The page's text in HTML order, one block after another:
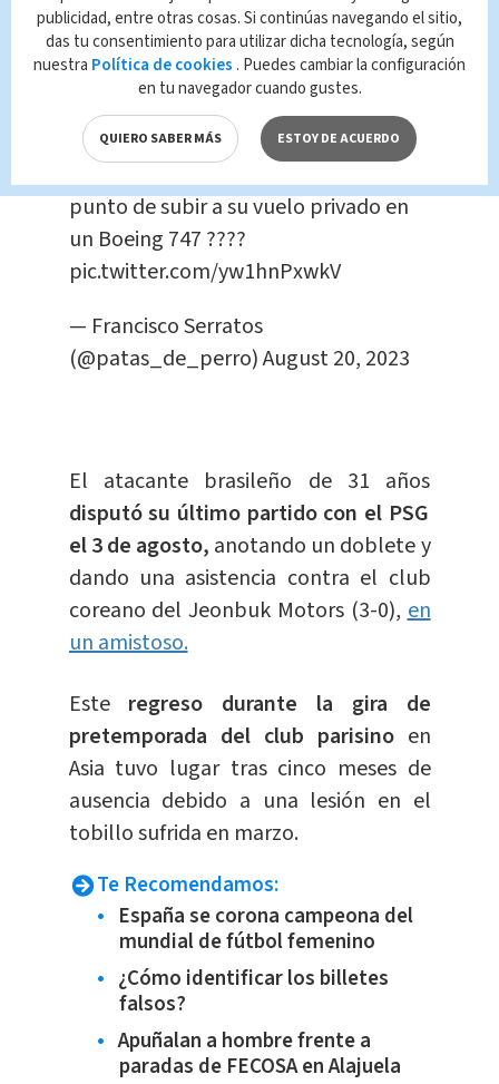
¿Ya reciclaron su plástico, cerraron la
llave del agua, separaron su basura y
no usaron popote?
punto de subir a su vuelo privado en
un Boeing 747 ????
pic.twitter.com/yw1hnPxwkV
— Francisco Serratos
(@patas_de_perro)August 20, 2023
El atacante brasileño de 31 años
disputó su último partido con el PSG
el 3 de agosto, anotando un doblete y
dando una asistencia contra el club
coreano del Jeonbuk Motors (3-0),en
un amistoso.
Este regreso durante la gira de
pretemporada del club parisinoen
Asia tuvo lugar tras cinco meses de
ausencia debido a una lesión en el
tobillo sufrida en marzo.
Te Recomendamos:
España se corona campeona del
mundial de fútbol femenino
¿Cómo identificar los billetes
falsos?
Apuñalan a hombre frente a
paradas de FECOSA en Alajuela
publicidad, entre otras cosas. Si continúas navegando el sitio,
das tu consentimiento para utilizar dicha tecnología, según
nuestra Política de cookies . Puedes cambiar la configuración
en tu navegador cuando gustes.
QUIERO SABER MÁS ESTOY DE ACUERDO